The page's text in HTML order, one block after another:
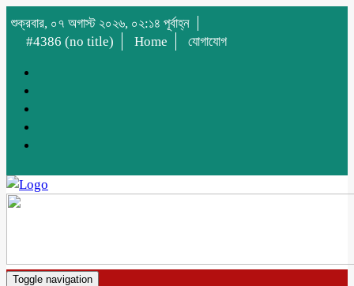
শুক্রবার, ০৭ অগাস্ট ২০২৬, ০২:১৪ পূর্বাহ্ন
#4386 (no title)
Home যোগাযোগ
Toggle navigation